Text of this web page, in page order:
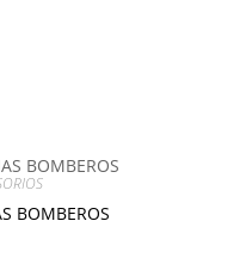
BOMBEROS